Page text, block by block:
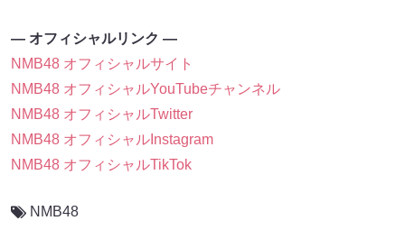
― オフィシャルリンク ―
NMB48 オフィシャルサイト
NMB48 オフィシャルYouTubeチャンネル
NMB48 オフィシャルTwitter
NMB48 オフィシャルInstagram
NMB48 オフィシャルTikTok
NMB48